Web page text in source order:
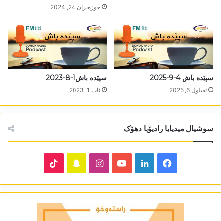
حوزه‌یران 24, 2024
سپێدە باش 4-9-2025
ئه‌یلول 6, 2025
سپێدە باش1-8-2023
ئاب 1, 2023
سوشیال میدیایا رادیۆیا دھۆک
Facebook
LinkedIn
YouTube
Instagram
Snapchat